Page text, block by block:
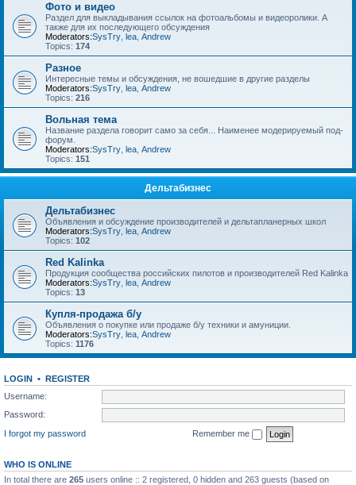
Фото и видео
Раздел для выкладывания ссылок на фотоальбомы и видеоролики. А
также для их последующего обсуждения
Moderators:SysTry lea Andrew
Topics: 174
Разное
Интересные темы и обсуждения, не вошедшие в другие разделы
Moderators:SysTry lea Andrew
Topics: 216
Вольная тема
Название раздела говорит само за себя... Наименее модерируемый под-
форум.
Moderators:SysTry lea Andrew
Topics: 151
Дельтабизнес
Дельтабизнес
Объявления и обсуждение производителей и дельтапланерных школ
Moderators:SysTry lea Andrew
Topics: 102
Red Kalinka
Продукция сообщества российских пилотов и производителей Red Kalinka
Moderators:SysTry lea Andrew
Topics: 13
Купля-продажа б/у
Объявления о покупке или продаже б/у техники и амуниции.
Moderators:SysTry lea Andrew
Topics: 1176
LOGIN • REGISTER
Username:
Password:
I forgot my password
Remember me
WHO IS ONLINE
In total there are 265 users online :: 2 registered, 0 hidden and 263 guests (based on